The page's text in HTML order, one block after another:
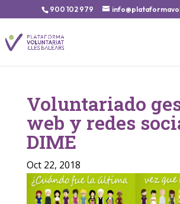
900 102 979
Voluntariado
web y redes
DIME
Oct 22, 2018